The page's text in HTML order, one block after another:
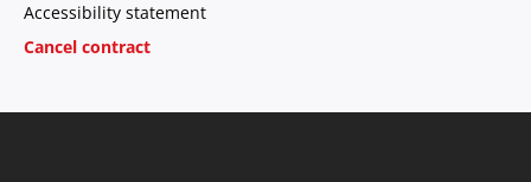
Accessibility statement
Cancel contract